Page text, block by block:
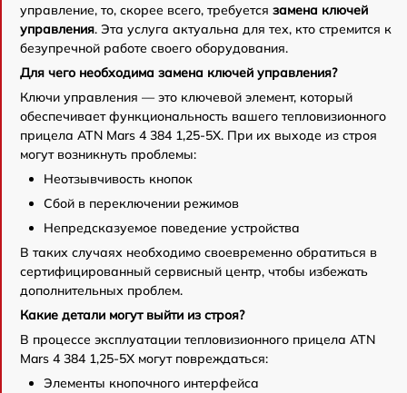
управление, то, скорее всего, требуется замена ключей
управления. Эта услуга актуальна для тех, кто стремится к
безупречной работе своего оборудования.
Для чего необходима замена ключей управления?
Ключи управления — это ключевой элемент, который
обеспечивает функциональность вашего тепловизионного
прицела ATN Mars 4 384 1,25-5X. При их выходе из строя
могут возникнуть проблемы:
Неотзывчивость кнопок
Сбой в переключении режимов
Непредсказуемое поведение устройства
В таких случаях необходимо своевременно обратиться в
сертифицированный сервисный центр, чтобы избежать
дополнительных проблем.
Какие детали могут выйти из строя?
В процессе эксплуатации тепловизионного прицела ATN
Mars 4 384 1,25-5X могут повреждаться:
Элементы кнопочного интерфейса